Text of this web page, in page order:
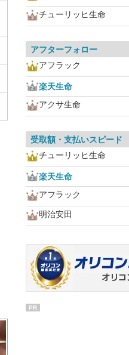
チューリッヒ生命
アフターフォロー
アフラック
楽天生命
アクサ生命
受取額・支払いスピード
チューリッヒ生命
楽天生命
アフラック
明治安田
PR